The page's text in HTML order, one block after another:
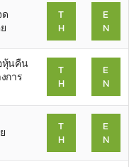
T
H
E
N
หุ้นคืน
การ
T
H
E
N
T
H
E
N